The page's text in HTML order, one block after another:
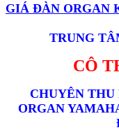
- XÁC ĐỊNH
RA MỨC GIÁ
ĐẾN
NHANH NHẤT.
- THAM
KORG PA800:
GIÁ ĐÀN ORGAN
TRUNG
CÔ
CHUYÊN
ORGAN